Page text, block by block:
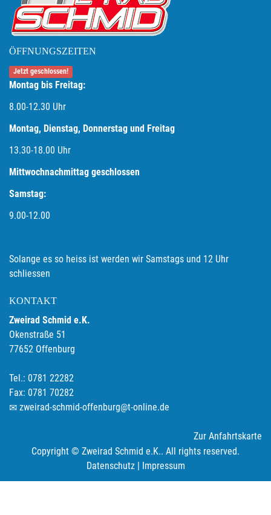
ÖFFNUNGSZEITEN
Jetzt geschlossen!
Montag bis Freitag:
8.00-12.30 Uhr
Montag, Dienstag, Donnerstag und Freitag
13.30-18.00 Uhr
Mittwochnachmittag geschlossen
Samstag:
9.00-12.00
Solange es so heiss ist werden wir Samstags und 12 Uhr
schliessen
KONTAKT
Zweirad Schmid e.K.
Okenstraße 51
77652 Offenburg
Tel.: 0781 22282
Fax: 0781 70282
zweirad-schmid-offenburg@t-online.de
Zur Anfahrtskarte
Copyright © Zweirad Schmid e.K.. All rights reserved.
Datenschutz| Impressum